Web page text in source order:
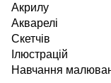
Акрилу
Акварелі
Скетчів
Ілюстрацій
Навчання